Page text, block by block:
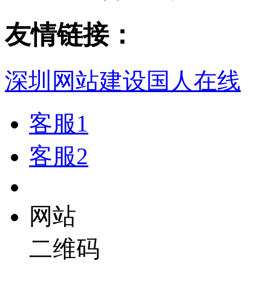
友情链接：
深圳网站建设国人在线
客服1
客服2
网站
二维码